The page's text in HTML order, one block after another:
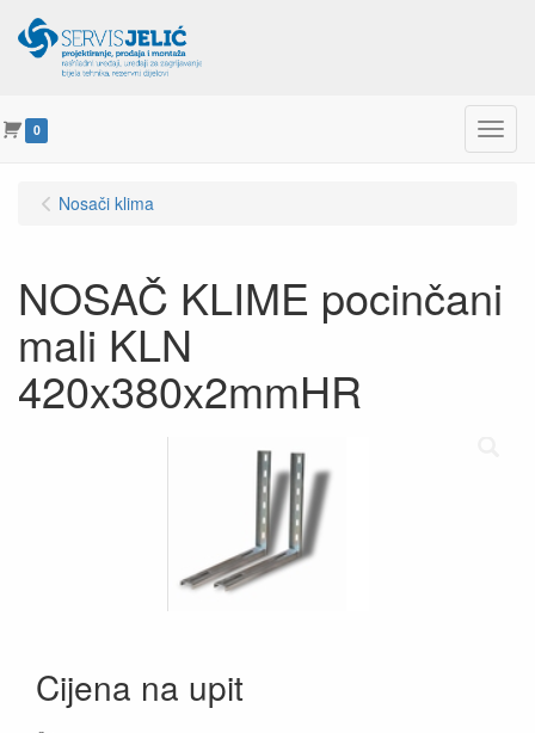
0 Menu
Nosači klima
NOSAČ KLIME pocinčani
mali KLN
420x380x2mmHR
Cijena na upit